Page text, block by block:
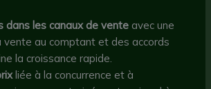
dans les canaux de vente avec une
vente au comptant et des accords
la croissance rapide.
liée à la concurrence et à